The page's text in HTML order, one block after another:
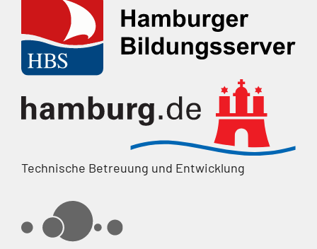
Technische Betreuung und Entwicklung